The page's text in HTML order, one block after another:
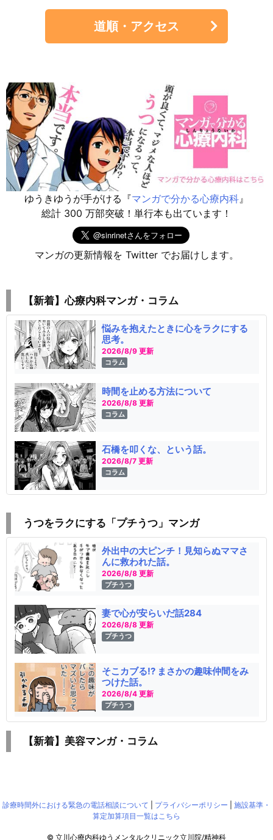
道順・アクセス
ゆうきゆうが手がける『マンガで分かる心療内科』
総計 300 万部突破！単行本も出ています！
マンガの更新情報を Twitter でお届けします。
【新着】心療内科マンガ・コラム
悩みを抱えたときに心をラクにする
思考。
2026/8/9 更新
コラム
時間を止める方法について
2026/8/8 更新
コラム
石橋を叩くな、という話。
2026/8/7 更新
コラム
うつをラクにする「プチうつ」マンガ
外出中の大ピンチ！見知らぬママさ
んに救われた話。
2026/8/8 更新
プチうつ
妻で心が安らいだ話284
2026/8/8 更新
プチうつ
そこカブる!? まさかの趣味仲間をみ
つけた話。
2026/8/4 更新
プチうつ
【新着】美容マンガ・コラム
診療時間外における緊急の電話相談について プライバシーポリシー
施設基準・
算定加算項目一覧はこちら
© 立川心療内科ゆうメンタルクリニック立川院/精神科